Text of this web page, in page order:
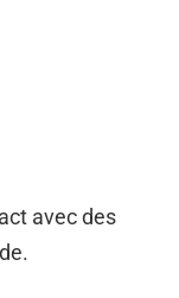
avec des